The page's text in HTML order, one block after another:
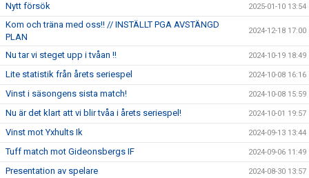
Nytt försök 2025-01-10 13:54
Kom och träna med oss!! // INSTÄLLT PGA AVSTÄNGD
PLAN
2024-12-18 17:00
Nu tar vi steget upp i tvåan !! 2024-10-19 18:49
Lite statistik från årets seriespel 2024-10-08 16:16
Vinst i säsongens sista match! 2024-10-08 15:59
Nu är det klart att vi blir tvåa i årets seriespel! 2024-10-01 19:57
Vinst mot Yxhults Ik 2024-09-13 13:44
Tuff match mot Gideonsbergs IF 2024-09-06 11:49
Presentation av spelare 2024-08-30 13:57